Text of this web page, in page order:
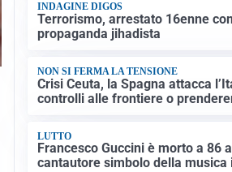
INDAGINE DIGOS
Terrorismo, arrestato 16enne
propaganda jihadista
NON SI FERMA LA TENSIONE
Crisi Ceuta, la Spagna attacca
controlli alle frontiere o
LUTTO
Francesco Guccini è morto a 86
cantautore simbolo della musica